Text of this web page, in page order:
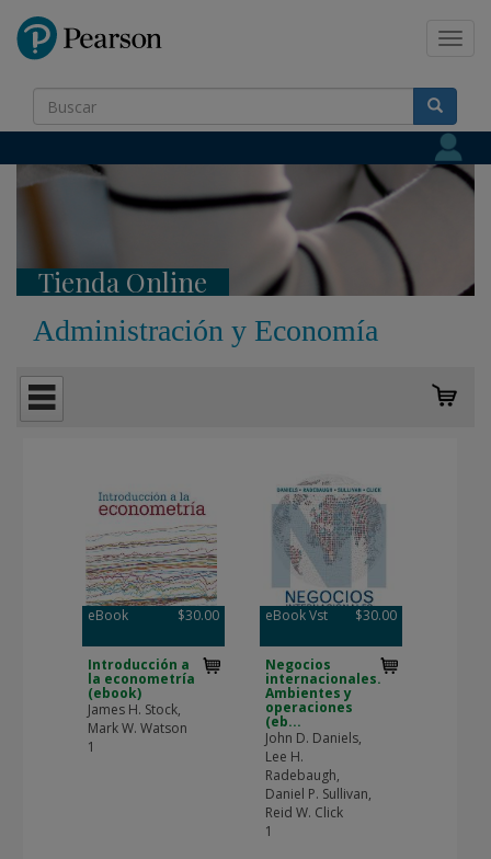
Tienda Online
Administración y Economía
eBook $30.00
Introducción a
la econometría
(ebook)
James H. Stock,
Mark W. Watson
1
eBook Vst $30.00
Negocios
internacionales.
Ambientes y
operaciones
(eb...
John D. Daniels,
Lee H.
Radebaugh,
Daniel P. Sullivan,
Reid W. Click
1